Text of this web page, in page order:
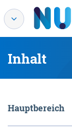
Inhalt
Hauptbereich